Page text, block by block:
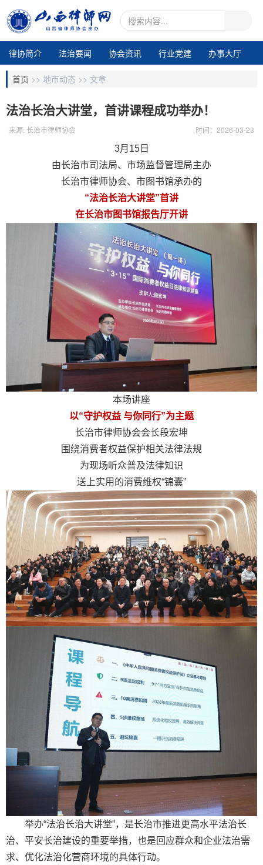
律协简介 法治要闻 协会资讯 行业党建
办事大厅
地市动态
业务交流
首页 >> 地市动态 >> 文章
法治长治大讲堂，首讲课程成功举办！
来源: 长治市律师协会
时间：2026-03-23
3月15日
由长治市司法局、市场监督管理局主办
长治市律师协会、市图书馆承办的
“法治长治大讲堂”首讲
在长治市图书馆报告厅开讲
本场讲座
以“守护权益 与你同行”为主题
长治市律师协会会长段宏坤
围绕消费者权益保护相关法律法规
为现场听众普及法律知识
送上实用的消费维权“锦囊”
举办“法治长治大讲堂”，是长治市推进更高水平法治长
治、平安长治建设的重要举措，也是回应群众和企业法治需
求、优化法治化营商环境的具体行动。